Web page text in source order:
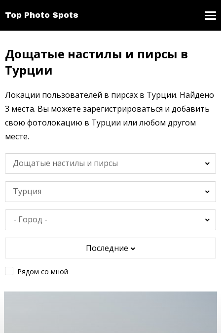
Top Photo Spots
Дощатые настилы и пирсы в
Турции
Локации пользователей в пирсах в Турции. Найдено
3 места. Вы можете зарегистрироваться и добавить
свою фотолокацию в Турции или любом другом
месте.
Дощатые настилы и пирсы
Турция
Последние
Рядом со мной